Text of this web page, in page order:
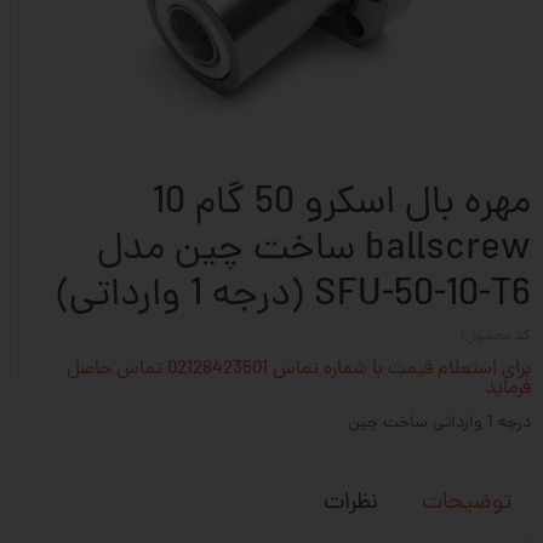
مهره بال اسکرو 50 گام 10
ballscrew ساخت چین مدل
SFU-50-10-T6 (درجه 1 وارداتی)
برای استعلام قیمت با شماره تماس 02128423501 تماس حاصل
فرماید
درجه 1 وارداتی ساخت چین
توضیحات نظرات